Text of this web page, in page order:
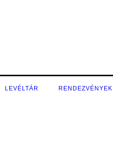
LEVÉLTÁR RENDEZVÉNYEK